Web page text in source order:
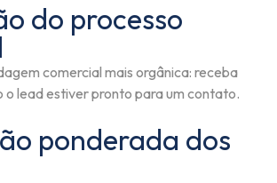
do processo
comercial mais orgânica: receba
o lead estiver pronto para um contato.
ponderada dos